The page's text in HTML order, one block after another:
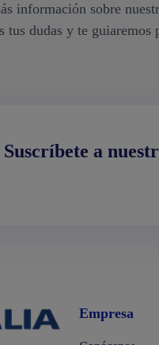
información sobre
tus dudas y te guiaremos
Suscríbete a
Empresa